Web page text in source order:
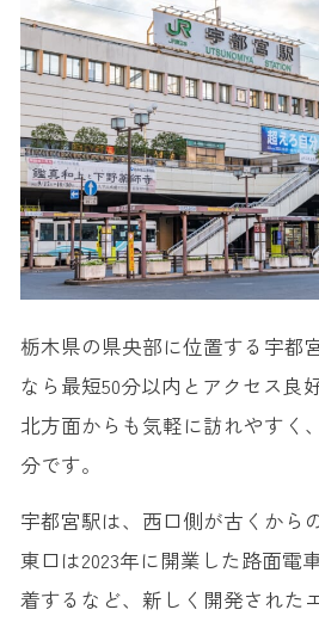
【17:00】宇都宮駅｜
1. 日光山 中禅寺
2. 明智平ロープウェ
3.道の駅うつのみや
4. 那須どうぶつ王国
5. 那須ハイランドパ
栃木県の県央部に位置する宇都
なら最短50分以内とアクセス良
北方面からも気軽に訪れやすく
分です。
宇都宮駅は、西口側が古くから
東口は2023年に開業した路面電
着するなど、新しく開発された